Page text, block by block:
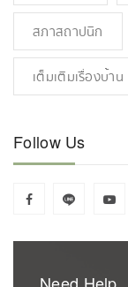
สภาสถาปนิก
เต็มเติมเรื่องบ้าน
Follow Us